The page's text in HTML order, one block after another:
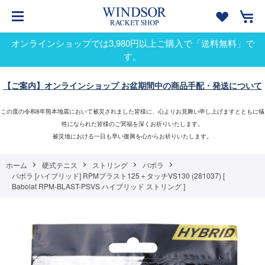
オンラインショップでは3,980円以上ご購入で「送料無料」で
す。
【ご案内】オンラインショップ お盆期間中の商品手配・発送について
この度の令和8年熊本地震において被災されました皆様に、心よりお見舞い申し上げますとともに犠
牲になられた皆様のご冥福を深くお祈りいたします。
被災地における一日も早い復興を心からお祈りいたします。
ホーム 硬式テニス ストリング
バボラ
バボラ [ハイブリッド] RPMブラスト125＋タッチVS130 (281037) [
Babolat RPM-BLAST-PSVS ハイブリッド ストリング ]